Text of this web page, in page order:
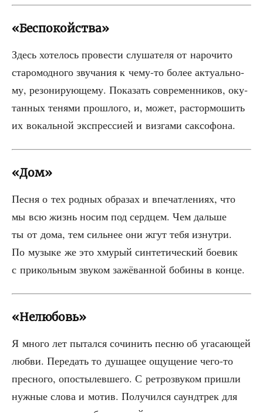
«Беспокойства»
Здесь хоте­лось про­ве­сти слу­ша­те­ля от наро­чи­то
ста­ро­мод­но­го зву­ча­ния к чему-то более акту­аль­но­
му, резо­ни­ру­ю­ще­му. Пока­зать совре­мен­ни­ков, оку­
тан­ных теня­ми про­шло­го, и, может, рас­тор­мо­шить
их вокаль­ной экс­прес­си­ей и виз­га­ми саксофона.
«Дом»
Пес­ня о тех род­ных обра­зах и впе­чат­ле­ни­ях, что
мы всю жизнь носим под серд­цем. Чем даль­ше
ты от дома, тем силь­нее они жгут тебя изнут­ри.
По музы­ке же это хму­рый син­те­ти­че­ский бое­вик
с при­коль­ным зву­ком зажё­ван­ной боби­ны в конце.
«Нелюбовь»
Я мно­го лет пытал­ся сочи­нить пес­ню об уга­са­ю­щей
люб­ви. Пере­дать то душа­щее ощу­ще­ние чего-то
прес­но­го, опо­сты­лев­ше­го. С ретро­зву­ком при­шли
нуж­ные сло­ва и мотив. Полу­чил­ся саунд­трек для